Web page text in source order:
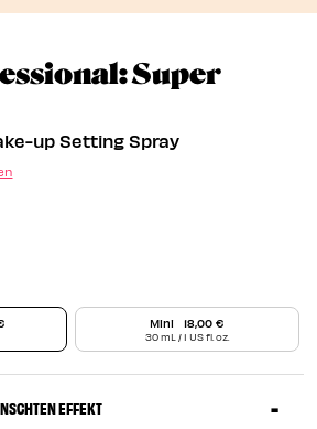
Super
Make-Up
up Setting Spray
Mini 18,00 €
30 mL / 1 US fl. oz.
EFFEKT